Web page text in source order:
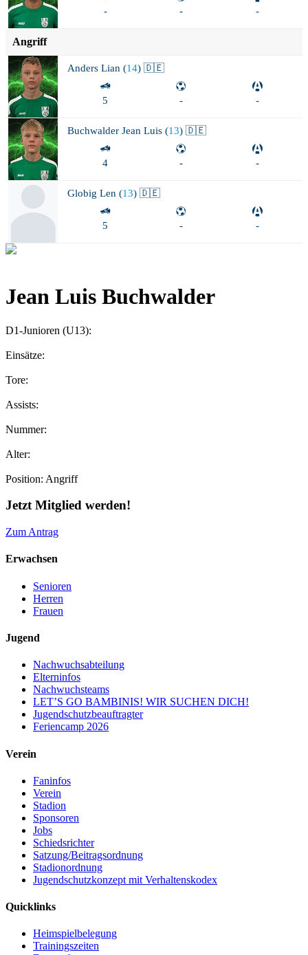
- - -
Angriff
Anders Lian (14) 🇩🇪
5 - -
Buchwalder Jean Luis (13) 🇩🇪
4 - -
Globig Len (13) 🇩🇪
5 - -
Jean Luis Buchwalder
D1-Junioren (U13):
Einsätze:
Tore:
Assists:
Nummer:
Alter:
Position: Angriff
Jetzt Mitglied werden!
Zum Antrag
Erwachsen
Senioren
Herren
Frauen
Jugend
Nachwuchsabteilung
Elterninfos
Nachwuchsteams
LET’S GO BAMBINIS! WIR SUCHEN DICH!
Jugendschutzbeauftragter
Feriencamp 2026
Verein
Faninfos
Verein
Stadion
Sponsoren
Jobs
Schiedsrichter
Satzung/Beitragsordnung
Stadionordnung
Jugendschutzkonzept mit Verhaltenskodex
Quicklinks
Heimspielbelegung
Trainingszeiten